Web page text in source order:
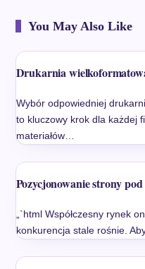
You May Also Like
Drukarnia
Wybór odpowiedniej
to kluczowy krok dla każdej
materiałów…
Pozycjonowanie strony
„`html Współczesny rynek
konkurencja stale rośnie.